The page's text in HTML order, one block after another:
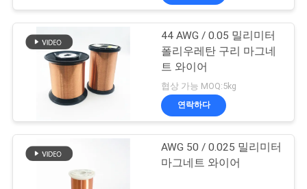
44 AWG / 0.05 밀리미터
폴리우레탄 구리 마그네
트 와이어
협상 가능 MOQ:5kg
연락하다
AWG 50 / 0.025 밀리미터
마그네트 와이어